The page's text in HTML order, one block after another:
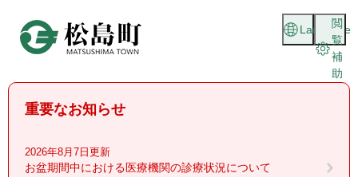
頭
閲
覧
補
助
Language
重要なお知らせ
2026年8月7日更新
お盆期間中における医療機関の診療状況について